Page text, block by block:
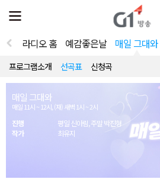
전
체
뉴
열
라디오 홈 예감좋은날 매일 그대와
프로그램소개 선곡표 신청곡
매일 그대와
매일 11시 ~ 12시, (재) 새벽 1시 ~ 2시
진행
평일 신아림, 주말 박진형
작가
최유지